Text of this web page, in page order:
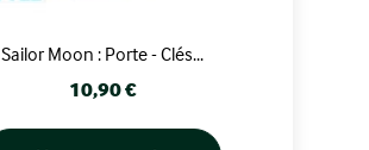
Sailor Moon : Porte - Clés...
Prix
10,90 €